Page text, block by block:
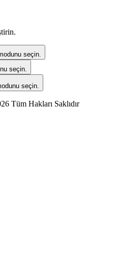
seçin.
seçin.
seçin.
Tüm Hakları Saklıdır